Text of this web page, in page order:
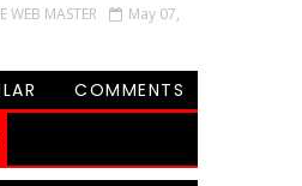
WEB MASTER
May 07,
COMMENTS